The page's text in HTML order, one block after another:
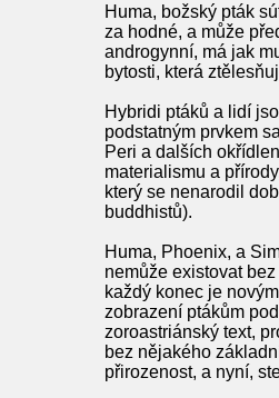
Huma, božský pták
za hodné, a může
androgynní, má jak
bytosti, která
Hybridi ptáků a lidí
podstatným prvkem
Peri a dalších
materialismu a
který se nenarodil
buddhistů).
Huma, Phoenix, a
nemůže existovat
každý konec je
zobrazení ptákům
zoroastriánský text,
bez nějakého
přirozenost, a nyní,